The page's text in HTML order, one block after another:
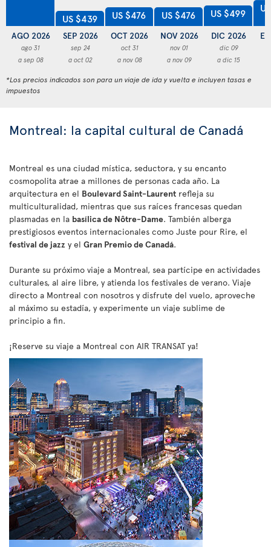
AGO 2026
ago 31
a sep 08
US $439
SEP 2026
sep 24
a oct 02
US $476
OCT 2026
oct 31
a nov 08
US $476
NOV 2026
nov 01
a nov 09
US $499
DIC 2026
dic 09
a dic 15
*Los precios indicados son para un viaje de ida y vuelta e incluyen tasas e
impuestos
Montreal: la capital cultural de Canadá
Montreal es una ciudad mística, seductora, y su encanto
cosmopolita atrae a millones de personas cada año. La
arquitectura en el Boulevard Saint-Laurent refleja su
multiculturalidad, mientras que sus raíces francesas quedan
plasmadas en la basílica de Nôtre-Dame. También alberga
prestigiosos eventos internacionales como Juste pour Rire, el
festival de jazz y el Gran Premio de Canadá.
Durante su próximo viaje a Montreal, sea partícipe en actividades
culturales, al aire libre, y atienda los festivales de verano. Viaje
directo a Montreal con nosotros y disfrute del vuelo, aproveche
al máximo su estadía, y experimente un viaje sublime de
principio a fin.
¡Reserve su viaje a Montreal con AIR TRANSAT ya!